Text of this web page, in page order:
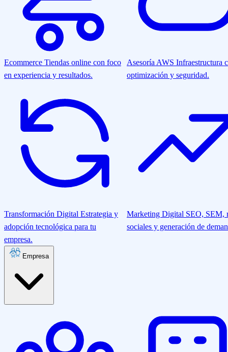
Ecommerce Tiendas online con foco
en experiencia y resultados.
Asesoría AWS Infraestructura
optimización y seguridad.
Transformación Digital Estrategia y
adopción tecnológica para tu
empresa.
Marketing Digital SEO, SEM,
sociales y generación de
Empresa